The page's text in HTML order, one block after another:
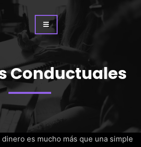
Conductuales
es mucho más que una simple